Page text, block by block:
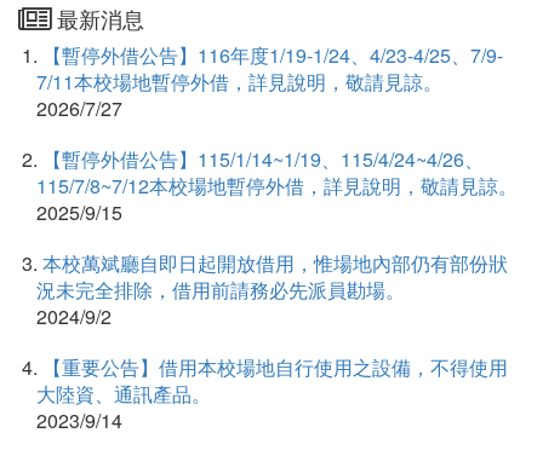
最新消息
1.
【暫停外借公告】116年度1/19-1/24、4/23-4/25、7/9-
7/11本校場地暫停外借，詳見說明，敬請見諒。
2026/7/27
2.
【暫停外借公告】115/1/14~1/19、115/4/24~4/26、
115/7/8~7/12本校場地暫停外借，詳見說明，敬請見諒。
2025/9/15
3. 本校萬斌廳自即日起開放借用，惟場地內部仍有部份狀
況未完全排除，借用前請務必先派員勘場。
2024/9/2
4.
【重要公告】借用本校場地自行使用之設備，不得使用
大陸資、通訊產品。
2023/9/14